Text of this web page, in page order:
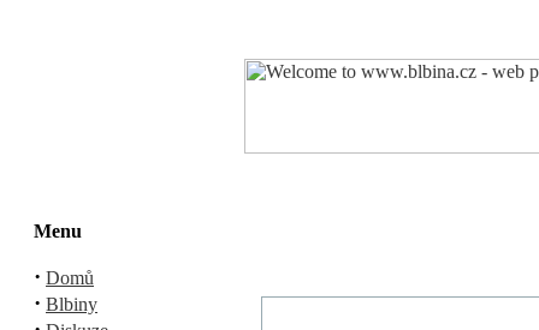
Menu
· Domů
· Blbiny